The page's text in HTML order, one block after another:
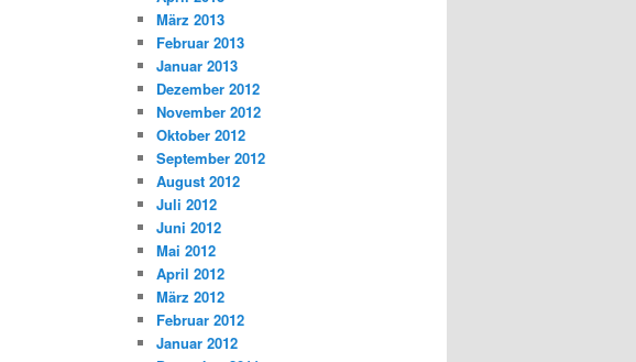
März 2013
Februar 2013
Januar 2013
Dezember 2012
November 2012
Oktober 2012
September 2012
August 2012
Juli 2012
Juni 2012
Mai 2012
April 2012
März 2012
Februar 2012
Januar 2012